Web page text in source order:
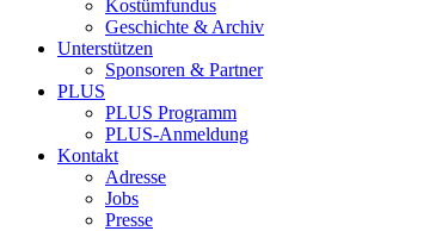
Kostümfundus
Geschichte & Archiv
Unterstützen
Sponsoren & Partner
PLUS
PLUS Programm
PLUS-Anmeldung
Kontakt
Adresse
Jobs
Presse